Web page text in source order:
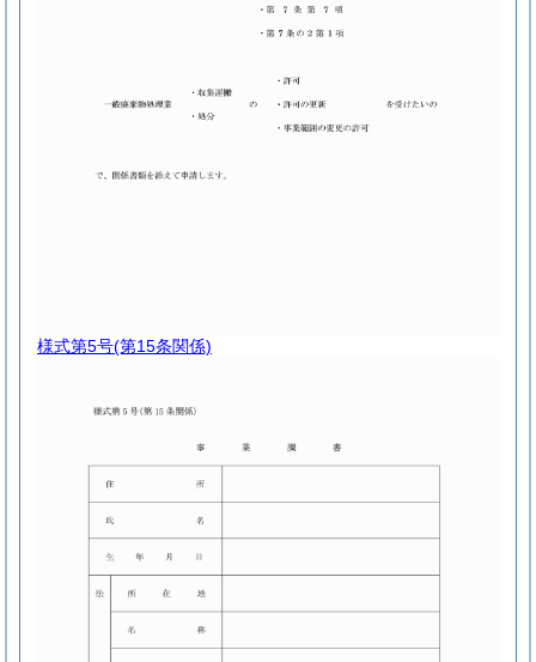
様式第5号(第15条関係)